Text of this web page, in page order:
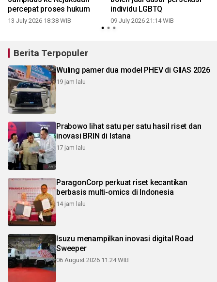
percepat proses hukum
13 July 2026 18:38 WIB
individu LGBTQ
09 July 2026 21:14 WIB
Berita Terpopuler
Wuling pamer dua model PHEV di GIIAS 2026
19 jam lalu
Prabowo lihat satu per satu hasil riset dan
inovasi BRIN di Istana
17 jam lalu
ParagonCorp perkuat riset kecantikan
berbasis multi-omics di Indonesia
14 jam lalu
Isuzu menampilkan inovasi digital Road
Sweeper
06 August 2026 11:24 WIB